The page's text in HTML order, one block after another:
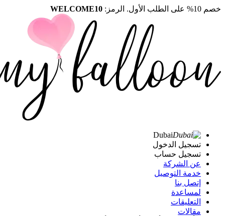
خصم 10% على الطلب الأول. الرمز: WELCOME10
Dubai
تسجيل الدخول
تسجيل حساب
عن الشركة
خدمة التوصيل
إتصل بنا
لمساعدة
التعليقات
مقالات